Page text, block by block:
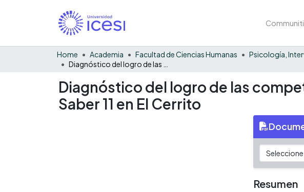
Home Academia Facultad de Ciencias Humanas
Diagnóstico del logro de las
Saber 11 en El Cerrito
Resumen